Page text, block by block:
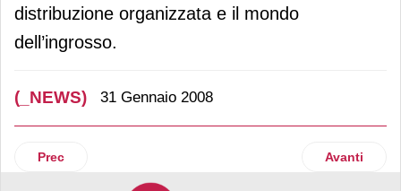
distribuzione organizzata e il mondo
dell’ingrosso.
(_NEWS) 31 Gennaio 2008
Articolo precedente: Imaginarium
Prec Articolo
Avanti